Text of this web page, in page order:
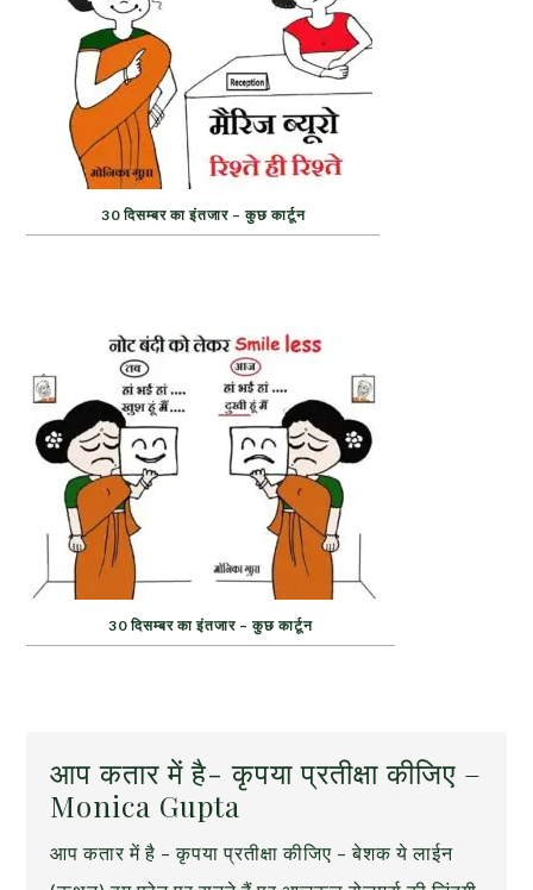
30 दिसम्बर का इंतजार – कुछ कार्टून
30 दिसम्बर का इंतजार – कुछ कार्टून
आप कतार में है- कृपया प्रतीक्षा कीजिए –
Monica Gupta
आप कतार में है – कृपया प्रतीक्षा कीजिए – बेशक ये लाईन